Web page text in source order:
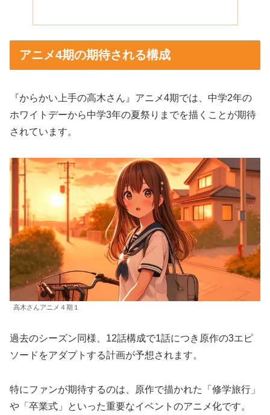
アニメ4期の期待される構成
『からかい上手の高木さん』アニメ4期では、中学2年の
ホワイトデーから中学3年の夏祭りまでを描くことが期待
されています。
高木さんアニメ４期１
過去のシーズン同様、12話構成で1話につき原作の3エピ
ソードをアダプトする計画が予想されます。
特にファンが期待するのは、原作で描かれた「修学旅行」
や「卒業式」といった重要なイベントのアニメ化です。